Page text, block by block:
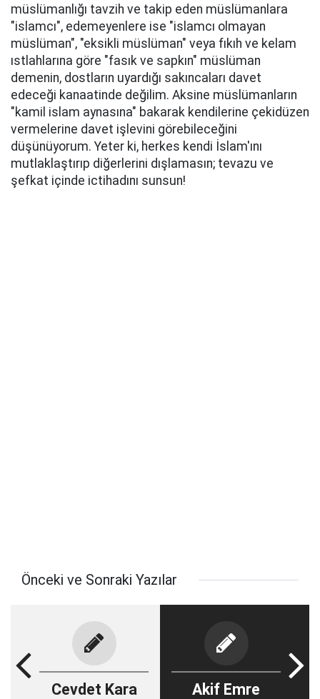
müslümanlığı tavzih ve takip eden müslümanlara
"islamcı", edemeyenlere ise "islamcı olmayan
müslüman", "eksikli müslüman" veya fıkıh ve kelam
ıstlahlarına göre "fasık ve sapkın" müslüman
demenin, dostların uyardığı sakıncaları davet
edeceği kanaatinde değilim. Aksine müslümanların
"kamil islam aynasına" bakarak kendilerine çekidüzen
vermelerine davet işlevini görebileceğini
düşünüyorum. Yeter ki, herkes kendi İslam'ını
mutlaklaştırıp diğerlerini dışlamasın; tevazu ve
şefkat içinde ictihadını sunsun!
Önceki ve Sonraki Yazılar
Cevdet Kara Akif Emre